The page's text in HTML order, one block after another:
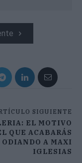
SIGUIENTE
EL MOTIVO
QUE ACABARÁS
ODIANDO A MAXI
IGLESIAS